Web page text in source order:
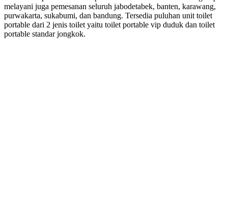
melayani juga pemesanan seluruh jabodetabek, banten, karawang,
purwakarta, sukabumi, dan bandung. Tersedia puluhan unit toilet
portable dari 2 jenis toilet yaitu toilet portable vip duduk dan toilet
portable standar jongkok.